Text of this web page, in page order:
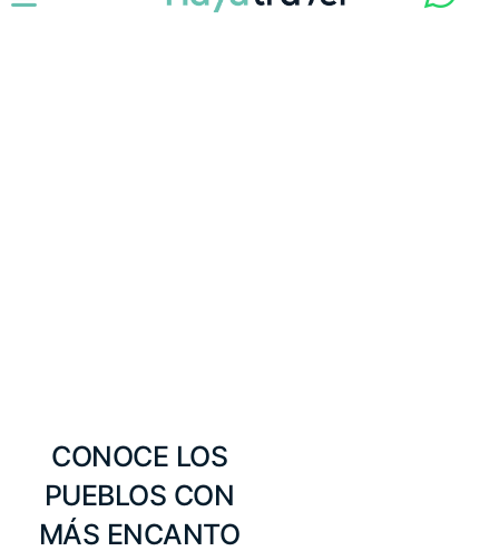
CONOCE LOS
PUEBLOS CON
MÁS ENCANTO